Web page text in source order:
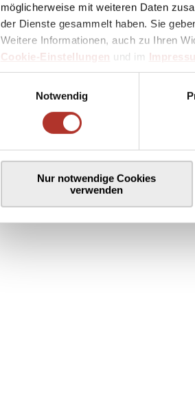
möglicherweise mit weiteren Daten
der Dienste gesammelt haben. Sie
Weitere Informationen, auch zu Ihren
Cookie-Einstellungen und im
Notwendig
Nur notwendige Cookies
verwenden